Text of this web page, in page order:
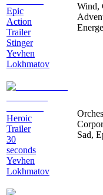
Epic
Action
Trailer
Stinger
Yevhen
Lokhmatov
Wind,
Heroic
Trailer
30
seconds
Yevhen
Lokhmatov
Sad,